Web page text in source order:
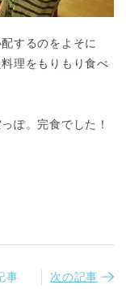
するのをよそに
理をもりもり食べ
ぽ。完食でした！
事 次の記事